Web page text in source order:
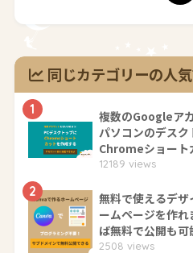
同じカテゴリーの人
1
複数のGoogleア
パソコンのデス
Chromeショート
12189 views
2
無料で使えるデ
ームページを作れ
ば無料で公開も可
2508 views